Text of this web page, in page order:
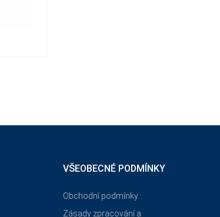
VŠEOBECNÉ PODMÍNKY
Obchodní podmínky
Zásady zpracování a